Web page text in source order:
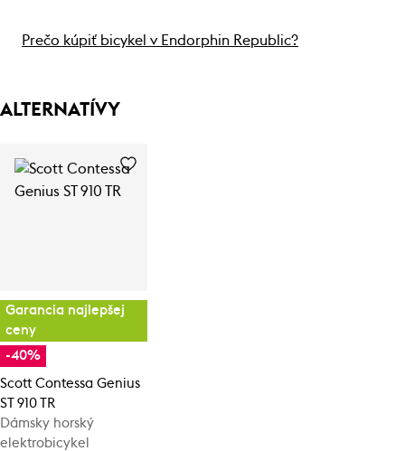
Prečo kúpiť bicykel v Endorphin Republic?
ALTERNATÍVY
Garancia najlepšej
ceny
-40%
Scott Contessa Genius
ST 910 TR
Dámsky horský
elektrobicykel